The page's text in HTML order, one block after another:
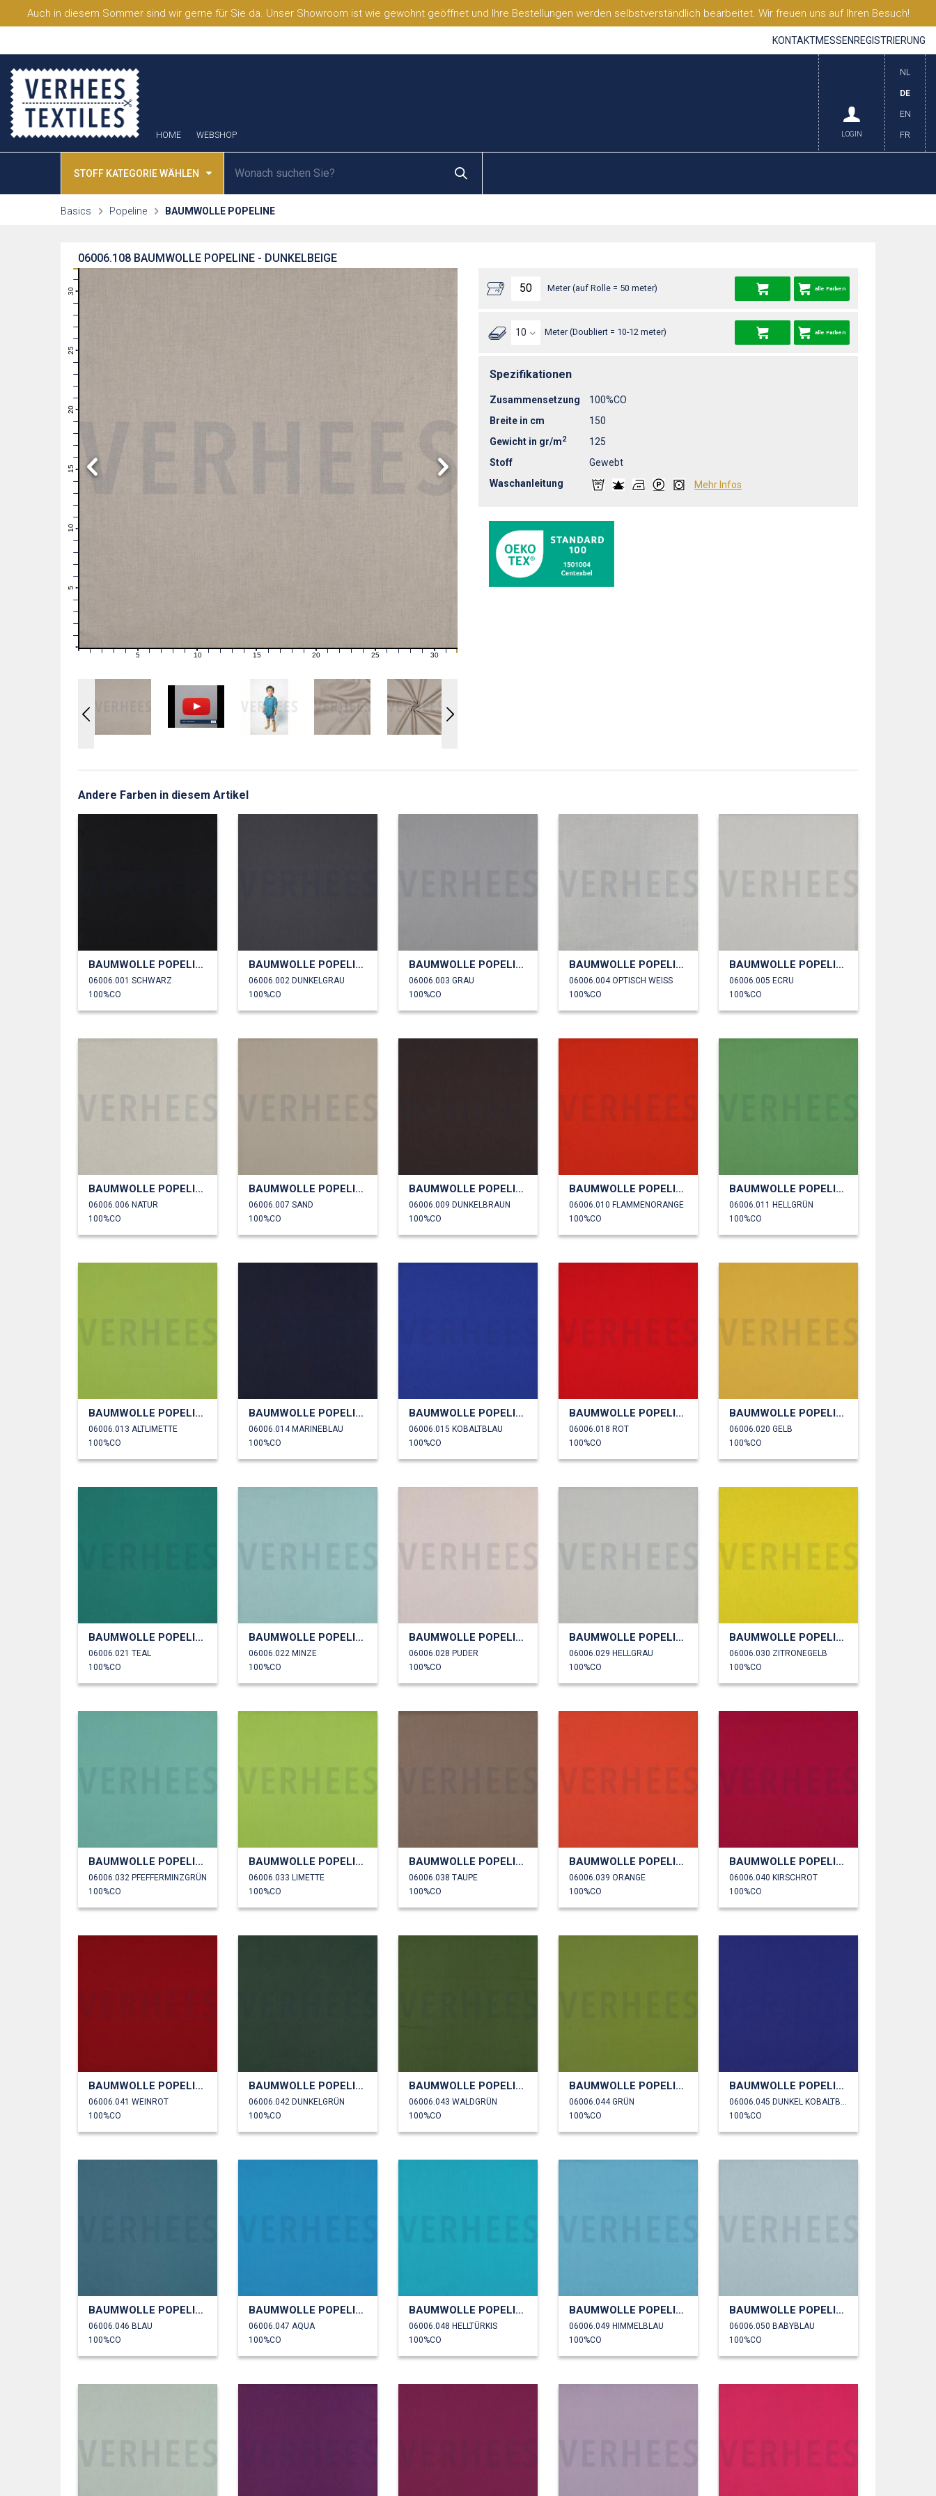
Auch in diesem Sommer sind wir gerne für Sie da. Unser Showroom ist wie gewohnt geöffnet und Ihre Bestellungen werden selbstverständlich bearbeitet. Wir freuen uns auf Ihren Besuch!
KONTAKTMESSEN REGISTRIERUNG
HOME WEBSHOP
NL
DE
EN
FR
LOGIN
STOFF KATEGORIE WÄHLEN
Basics Popeline BAUMWOLLE POPELINE
BAUMWOLLE POPELINE - DUNKELBEIGE
06006.108
10
11
12
13
14
15
16
17
18
19
20
21
22
23
24
25
26
27
28
29
30
1 2 3 4 6 7 8 9 11 12 13 14 16 17 18 19 21 22 23 24 26 27 28 29 31
Meter (auf Rolle = 50 meter) alle Farben
Meter (Doubliert = 10-12 meter) alle Farben
Spezifikationen
Zusammensetzung
100%CO
Breite in cm
150
Gewicht in gr/m2
125
Stoff
Gewebt
Waschanleitung
Mehr Infos
Andere Farben in diesem Artikel
BAUMWOLLE POPELINE
06006.001 SCHWARZ
100%CO
BAUMWOLLE POPELINE
06006.002 DUNKELGRAU
100%CO
BAUMWOLLE POPELINE
06006.003 GRAU
100%CO
BAUMWOLLE POPELINE
06006.004 OPTISCH WEISS
100%CO
BAUMWOLLE POPELINE
06006.005 ECRU
100%CO
BAUMWOLLE POPELINE
06006.006 NATUR
100%CO
BAUMWOLLE POPELINE
06006.007 SAND
100%CO
BAUMWOLLE POPELINE
06006.009 DUNKELBRAUN
100%CO
BAUMWOLLE POPELINE
06006.010 FLAMMENORANGE
100%CO
BAUMWOLLE POPELINE
06006.011 HELLGRÜN
100%CO
BAUMWOLLE POPELINE
06006.013 ALTLIMETTE
100%CO
BAUMWOLLE POPELINE
06006.014 MARINEBLAU
100%CO
BAUMWOLLE POPELINE
06006.015 KOBALTBLAU
100%CO
BAUMWOLLE POPELINE
06006.018 ROT
100%CO
BAUMWOLLE POPELINE
06006.020 GELB
100%CO
BAUMWOLLE POPELINE
06006.021 TEAL
100%CO
BAUMWOLLE POPELINE
06006.022 MINZE
100%CO
BAUMWOLLE POPELINE
06006.028 PUDER
100%CO
BAUMWOLLE POPELINE
06006.029 HELLGRAU
100%CO
BAUMWOLLE POPELINE
06006.030 ZITRONEGELB
100%CO
BAUMWOLLE POPELINE
06006.032 PFEFFERMINZGRÜN
100%CO
BAUMWOLLE POPELINE
06006.033 LIMETTE
100%CO
BAUMWOLLE POPELINE
06006.038 TAUPE
100%CO
BAUMWOLLE POPELINE
06006.039 ORANGE
100%CO
BAUMWOLLE POPELINE
06006.040 KIRSCHROT
100%CO
BAUMWOLLE POPELINE
06006.041 WEINROT
100%CO
BAUMWOLLE POPELINE
06006.042 DUNKELGRÜN
100%CO
BAUMWOLLE POPELINE
06006.043 WALDGRÜN
100%CO
BAUMWOLLE POPELINE
06006.044 GRÜN
100%CO
BAUMWOLLE POPELINE
100%CO
BAUMWOLLE POPELINE
06006.046 BLAU
100%CO
BAUMWOLLE POPELINE
06006.047 AQUA
100%CO
BAUMWOLLE POPELINE
06006.048 HELLTÜRKIS
100%CO
BAUMWOLLE POPELINE
06006.049 HIMMELBLAU
100%CO
BAUMWOLLE POPELINE
06006.050 BABYBLAU
100%CO